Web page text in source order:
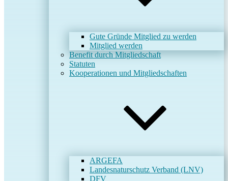
Gute Gründe Mitglied zu werden
Mitglied werden
Benefit durch Mitgliedschaft
Statuten
Kooperationen und Mitgliedschaften
ARGEFA
Landesnaturschutz Verband (LNV)
DFV